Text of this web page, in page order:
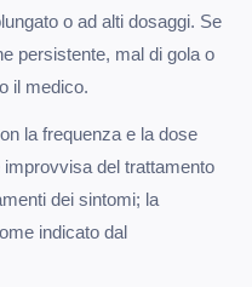
o ad alti dosaggi. Se
persistente, mal di gola o
il medico.
la frequenza e la dose
del trattamento
dei sintomi; la
indicato dal